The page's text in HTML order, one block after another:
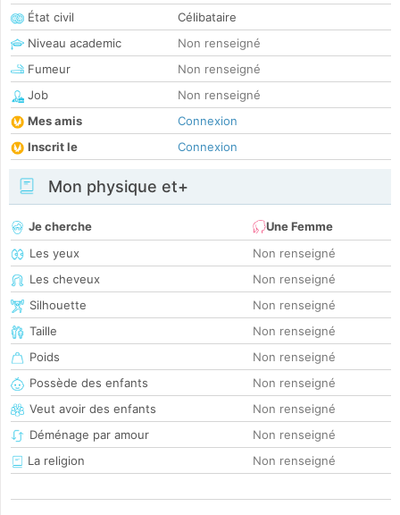
État civil
Célibataire
Niveau academic
Non renseigné
Fumeur
Non renseigné
Job
Non renseigné
Mes amis
Connexion
Inscrit le
Connexion
Mon physique et+
Je cherche
Une Femme
Les yeux
Non renseigné
Les cheveux
Non renseigné
Silhouette
Non renseigné
Taille
Non renseigné
Poids
Non renseigné
Possède des enfants
Non renseigné
Veut avoir des enfants
Non renseigné
Déménage par amour
Non renseigné
La religion
Non renseigné